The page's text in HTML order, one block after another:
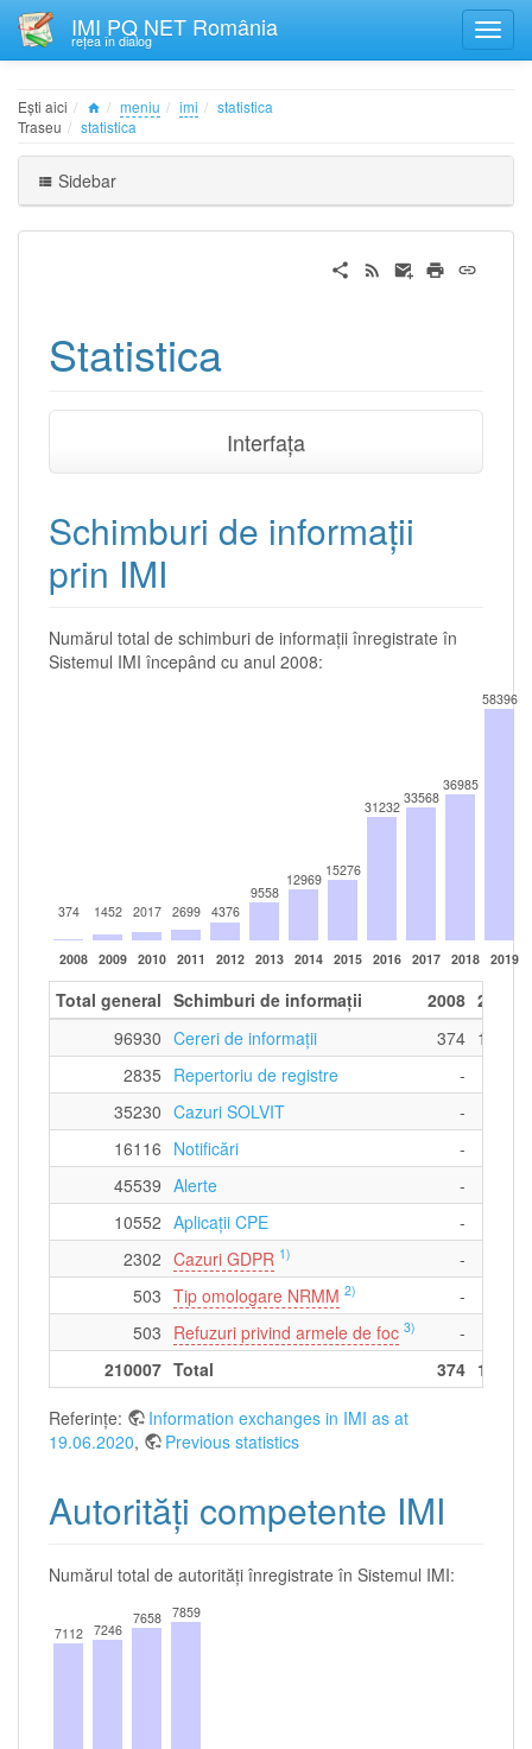
IMI PQ NET România
rețea în dialog
Ești aici meniu imi
statistica
Traseu
statistica
Sidebar
Statistica
Interfața
Schimburi de informații
prin IMI
Numărul total de schimburi de informații înregistrate în
Sistemul IMI începând cu anul 2008:
374
2008
1452
2009
2017
2010
2699
2011
4376
2012
9558
2013
12969
2014
15276
2015
31232
2016
33568
2017
36985
2018
58396
2019
Total general Schimburi de informații 2008 2009
96930 Cereri de informații 374 1452
2835 Repertoriu de registre -
35230 Cazuri SOLVIT -
16116 Notificări -
45539 Alerte -
10552 Aplicații CPE -
2302 Cazuri GDPR 1) -
503 Tip omologare NRMM 2) -
503 Refuzuri privind armele de foc 3) -
210007 Total 374 1452
Referințe:
Information exchanges in IMI as at
19.06.2020, Previous statistics
Autorităţi competente IMI
Numărul total de autorităţi înregistrate în Sistemul IMI:
7112 7246
7658 7859